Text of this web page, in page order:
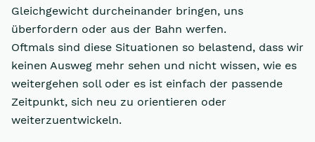
Gleichgewicht durcheinander bringen, uns
überfordern oder aus der Bahn werfen.
Oftmals sind diese Situationen so belastend, dass wir
keinen Ausweg mehr sehen und nicht wissen, wie es
weitergehen soll oder es ist einfach der passende
Zeitpunkt, sich neu zu orientieren oder
weiterzuentwickeln.